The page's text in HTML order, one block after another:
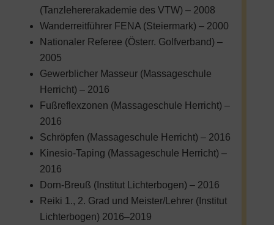
(Tanzlehererakademie des VTW) – 2008
Wanderreitführer FENA (Steiermark) – 2000
Nationaler Referee (Österr. Golfverband) –
2005
Gewerblicher Masseur (Massageschule
Herricht) – 2016
Fußreflexzonen (Massageschule Herricht) –
2016
Schröpfen (Massageschule Herricht) – 2016
Kinesio-Taping (Massageschule Herricht) –
2016
Dorn-Breuß (Institut Lichterbogen) – 2016
Reiki 1., 2. Grad und Meister/Lehrer (Institut
Lichterbogen) 2016–2019